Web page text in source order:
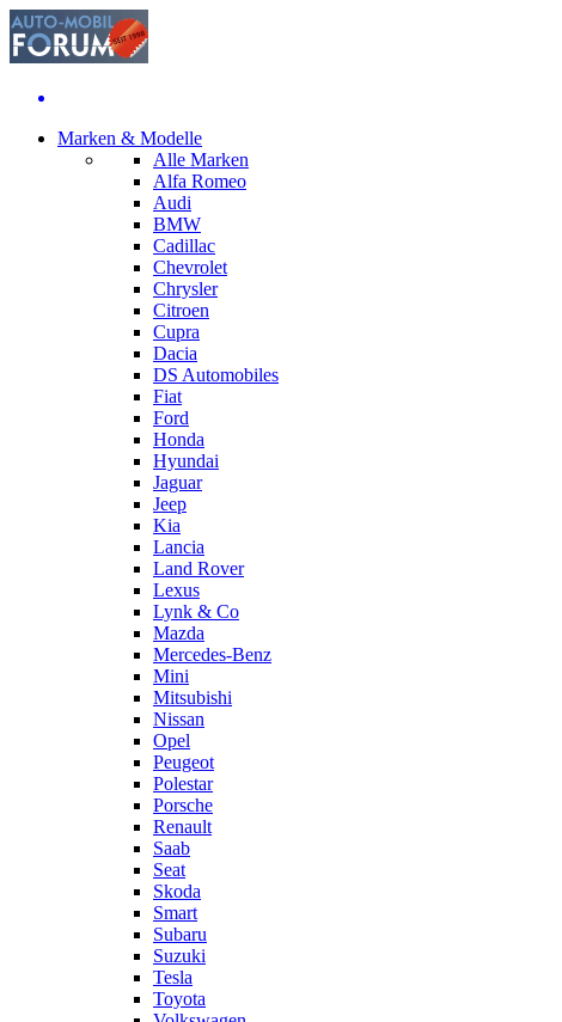
Marken & Modelle
Alle Marken
Alfa Romeo
Audi
BMW
Cadillac
Chevrolet
Chrysler
Citroen
Cupra
Dacia
DS Automobiles
Fiat
Ford
Honda
Hyundai
Jaguar
Jeep
Kia
Lancia
Land Rover
Lexus
Lynk & Co
Mazda
Mercedes-Benz
Mini
Mitsubishi
Nissan
Opel
Peugeot
Polestar
Porsche
Renault
Saab
Seat
Skoda
Smart
Subaru
Suzuki
Tesla
Toyota